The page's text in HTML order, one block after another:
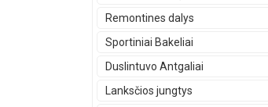
Remontines dalys
Sportiniai Bakeliai
Duslintuvo Antgaliai
Lanksčios jungtys